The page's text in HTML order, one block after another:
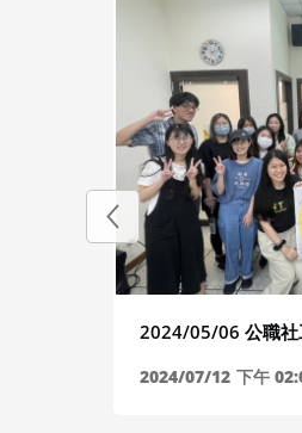
2024/05/06 公職社
2024/07/12 下午